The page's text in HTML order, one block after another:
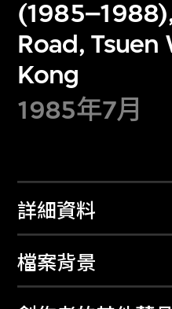
Road, Tsuen
Kong
1985年7月
詳細資料
檔案背景